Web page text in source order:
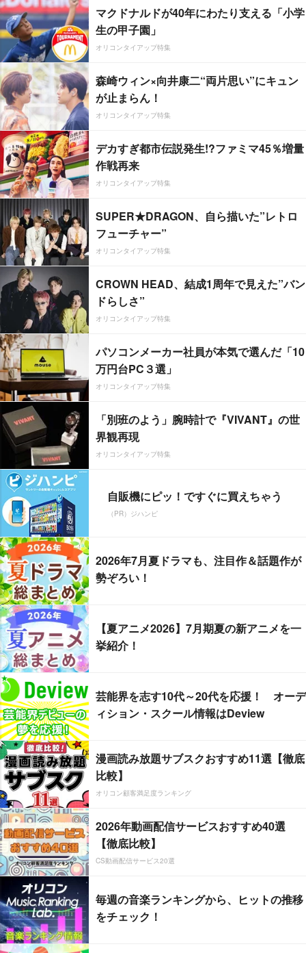
マクドナルドが40年にわたり支える「小学
生の甲子園」
オリコンタイアップ特集
森崎ウィン×向井康二“両片思い”にキュン
が止まらん！
オリコンタイアップ特集
デカすぎ都市伝説発生!?ファミマ45％増量
作戦再来
オリコンタイアップ特集
SUPER★DRAGON、自ら描いた”レトロ
フューチャー”
オリコンタイアップ特集
CROWN HEAD、結成1周年で見えた”バン
ドらしさ”
オリコンタイアップ特集
パソコンメーカー社員が本気で選んだ「10
万円台PC３選」
オリコンタイアップ特集
「別班のよう」腕時計で『VIVANT』の世
界観再現
オリコンタイアップ特集
自販機にピッ！ですぐに買えちゃう
（PR）ジハンピ
2026年7月夏ドラマも、注目作＆話題作が
勢ぞろい！
【夏アニメ2026】7月期夏の新アニメを一
挙紹介！
芸能界を志す10代～20代を応援！ オーデ
ィション・スクール情報はDeview
漫画読み放題サブスクおすすめ11選【徹底
比較】
オリコン顧客満足度ランキング
2026年動画配信サービスおすすめ40選
【徹底比較】
CS動画配信サービス20選
毎週の音楽ランキングから、ヒットの推移
をチェック！